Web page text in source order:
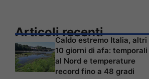
Articoli recenti
Caldo estremo Italia, altri
10 giorni di afa: temporali
al Nord e temperature
record fino a 48 gradi